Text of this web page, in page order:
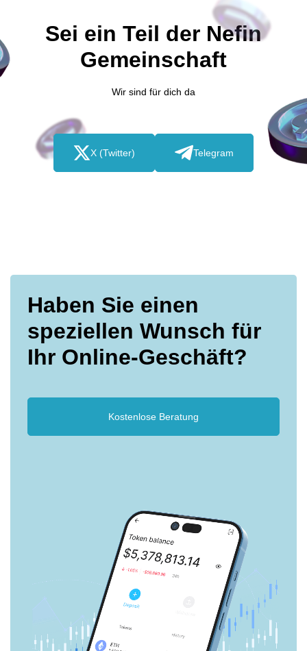
Sei ein Teil der Nefin
Gemeinschaft
Wir sind für dich da
X (Twitter) Telegram
Haben Sie einen
speziellen Wunsch für
Ihr Online-Geschäft?
Kostenlose Beratung